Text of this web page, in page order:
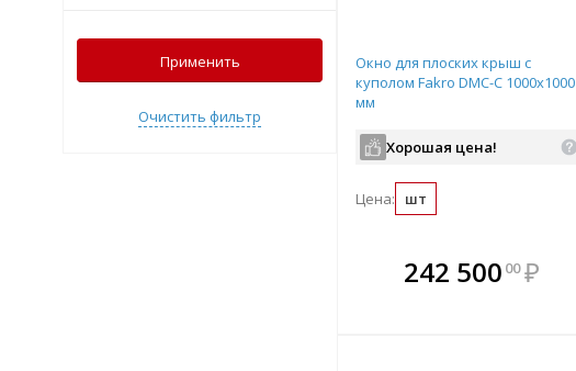
Окно для плоских крыш с
куполом Fakro DMC-С 1000х1000
мм
Хорошая цена!
Цена: шт
242 500 00 ₽
В комплекте
всегда выгоднее!
Применить
Очистить фильтр